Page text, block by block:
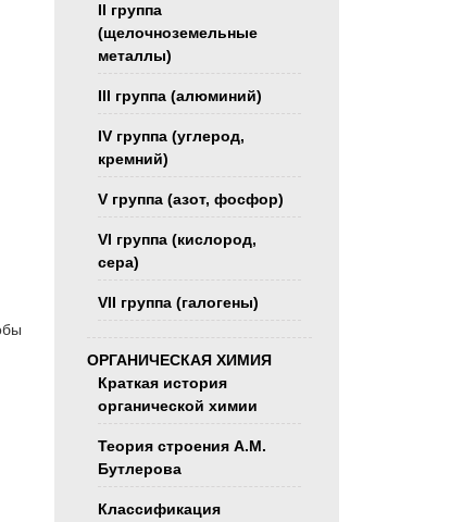
II группа
(щелочноземельные
металлы)
III группа (алюминий)
IV группа (углерод,
кремний)
V группа (азот, фосфор)
VI группа (кислород,
сера)
VII группа (галогены)
ОРГАНИЧЕСКАЯ ХИМИЯ
Краткая история
органической химии
Теория строения А.М.
Бутлерова
Классификация